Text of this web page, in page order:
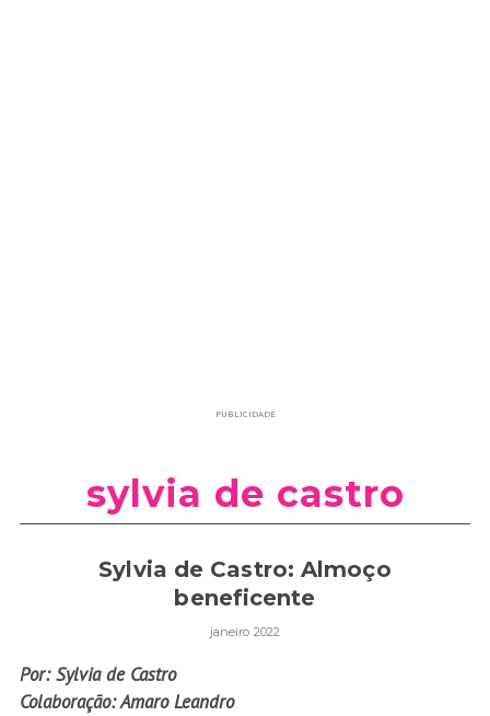
PUBLICIDADE
sylvia de castro
Sylvia de Castro: Almoço
beneficente
janeiro 2022
Por: Sylvia de Castro
Colaboração: Amaro Leandro